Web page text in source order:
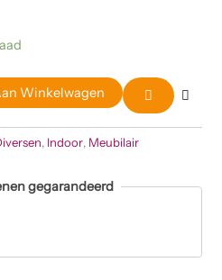
Winkelwagen
, Indoor, Meubilair
gegarandeerd